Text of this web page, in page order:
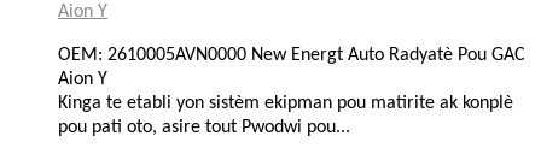
Aion Y
OEM: 2610005AVN0000 New Energt Auto Radyatè Pou GAC
Aion Y
Kinga te etabli yon sistèm ekipman pou matirite ak konplè
pou pati oto, asire tout Pwodwi pou...